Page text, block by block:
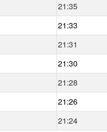
21:35
21:33
21:31
21:30
21:28
21:26
21:24